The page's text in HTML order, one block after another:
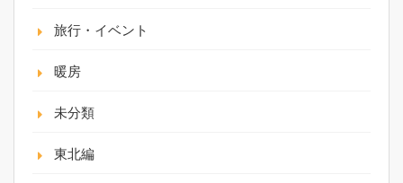
旅行・イベント
暖房
未分類
東北編